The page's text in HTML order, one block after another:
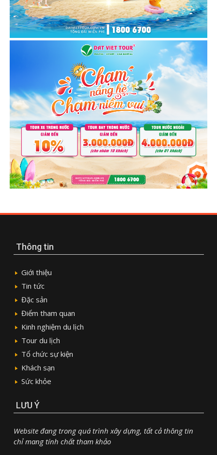
Thông tin
Giới thiệu
Tin tức
Đặc sản
Điểm tham quan
Kinh nghiệm du lịch
Tour du lịch
Tổ chức sự kiện
Khách sạn
Sức khỏe
LƯU Ý
Website đang trong quá trình xây dựng, tất cả thông tin
chỉ mang tính chất tham khảo